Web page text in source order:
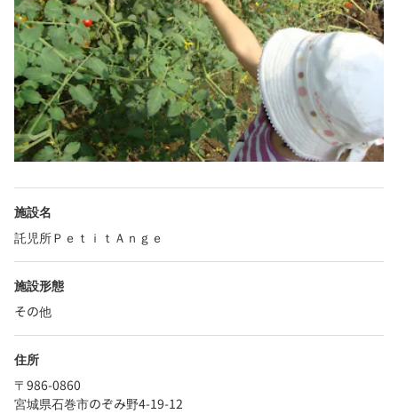
施設名
託児所ＰｅｔｉｔＡｎｇｅ
施設形態
その他
住所
〒986-0860
宮城県石巻市のぞみ野4-19-12